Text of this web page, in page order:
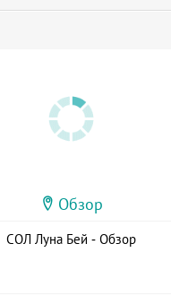
Обзор
СОЛ Луна Бей - Обзор